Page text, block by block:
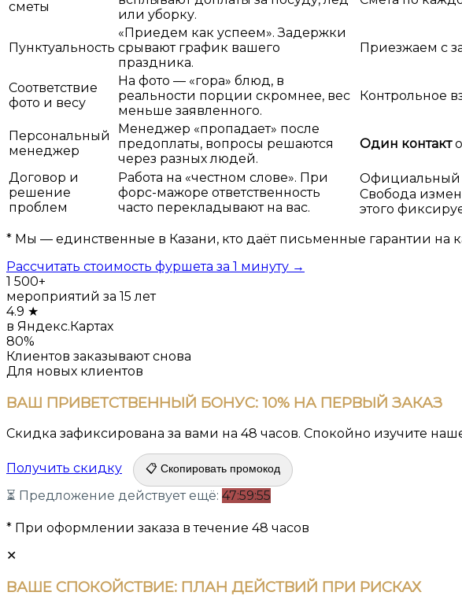
сметы
или уборку.
Пунктуальность
«Приедем как успеем». Задержки
срывают график вашего
праздника.
Приезжаем с
Соответствие
фото и весу
На фото — «гора» блюд, в
реальности порции скромнее, вес
меньше заявленного.
Контрольное
Персональный
менеджер
Менеджер «пропадает» после
предоплаты, вопросы решаются
через разных людей.
Один контакт
Договор и
решение
проблем
Работа на «честном слове». При
форс-мажоре ответственность
часто перекладывают на вас.
Официальный
Свобода
этого
* Мы — единственные в Казани, кто даёт письменные гарантии на
Рассчитать стоимость фуршета за 1 минуту →
1 500+
мероприятий за 15 лет
4.9 ★
в Яндекс.Картах
80%
Клиентов заказывают снова
Для новых клиентов
ВАШ ПРИВЕТСТВЕННЫЙ БОНУС: 10% НА ПЕРВЫЙ ЗАКАЗ
Скидка зафиксирована за вами на 48 часов. Спокойно изучите
Получить скидку 📋 Скопировать промокод
⏳ Предложение действует ещё: 47:59:54
* При оформлении заказа в течение 48 часов
✕
ВАШЕ СПОКОЙСТВИЕ: ПЛАН ДЕЙСТВИЙ ПРИ РИСКАХ